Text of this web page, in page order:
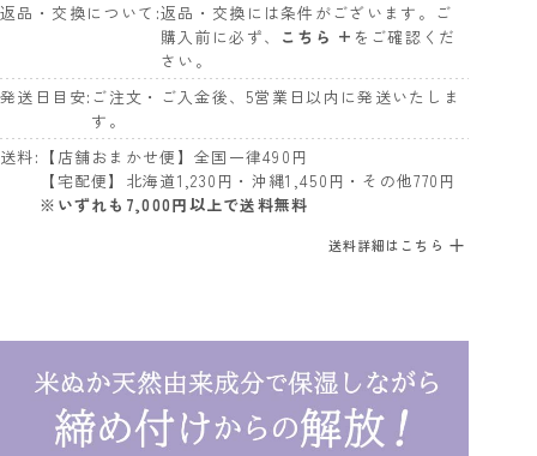
返品・交換について 返品・交換には条件がございます。ご
購入前に必ず、 こちら + をご確認くだ
さい。
発送日目安 ご注文・ご入金後、5営業日以内に発送いたしま
す。
送料
【店舗おまかせ便】全国一律490円
【宅配便】北海道1,230円・沖縄1,450円・その他770円
※いずれも7,000円以上で送料無料
送料詳細はこちら